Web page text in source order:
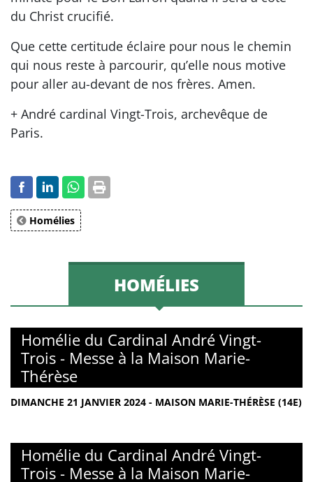
du Christ crucifié.
Que cette certitude éclaire pour nous le chemin
qui nous reste à parcourir, qu’elle nous motive
pour aller au-devant de nos frères. Amen.
+ André cardinal Vingt-Trois, archevêque de
Paris.
Homélies
HOMÉLIES
Homélie du Cardinal André Vingt-
Trois - Messe à la Maison Marie-
Thérèse
DIMANCHE 21 JANVIER 2024 - MAISON MARIE-THÉRÈSE (14E)
Homélie du Cardinal André Vingt-
Trois - Messe à la Maison Marie-